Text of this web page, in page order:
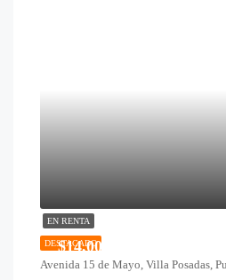
EN RENTA
DESTACADO
$14,000
Avenida 15 de Mayo, Villa Posadas,